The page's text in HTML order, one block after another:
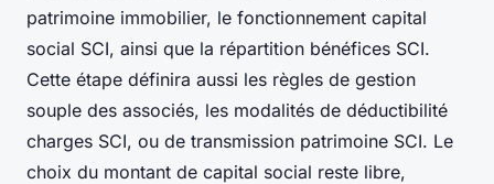
patrimoine immobilier, le fonctionnement capital
social SCI, ainsi que la répartition bénéfices SCI.
Cette étape définira aussi les règles de gestion
souple des associés, les modalités de déductibilité
charges SCI, ou de transmission patrimoine SCI. Le
choix du montant de capital social reste libre,